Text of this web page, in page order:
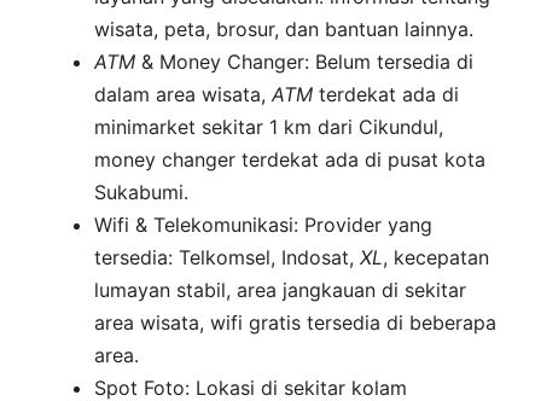
wisata, peta, brosur, dan bantuan lainnya.
ATM & Money Changer: Belum tersedia di
dalam area wisata, ATM terdekat ada di
minimarket sekitar 1 km dari Cikundul,
money changer terdekat ada di pusat kota
Sukabumi.
Wifi & Telekomunikasi: Provider yang
tersedia: Telkomsel, Indosat, XL, kecepatan
lumayan stabil, area jangkauan di sekitar
area wisata, wifi gratis tersedia di beberapa
area.
Spot Foto: Lokasi di sekitar kolam